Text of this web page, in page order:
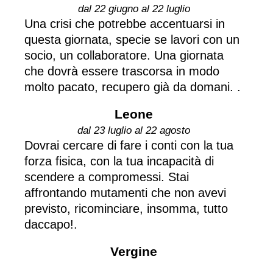
dal 22 giugno al 22 luglio
Una crisi che potrebbe accentuarsi in
questa giornata, specie se lavori con un
socio, un collaboratore. Una giornata
che dovrà essere trascorsa in modo
molto pacato, recupero già da domani. .
Leone
dal 23 luglio al 22 agosto
Dovrai cercare di fare i conti con la tua
forza fisica, con la tua incapacità di
scendere a compromessi. Stai
affrontando mutamenti che non avevi
previsto, ricominciare, insomma, tutto
daccapo!.
Vergine